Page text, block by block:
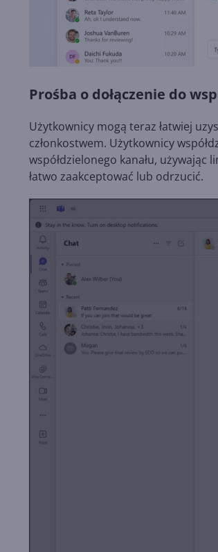
Prośba o dołączenie do
Użytkownicy mogą teraz łatwiej
członkostwem. Użytkownicy
współdzielonego kanału, używając
łatwo zaakceptować lub odrzucić.